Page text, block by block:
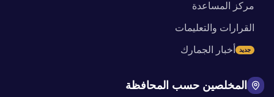
مركز المساعدة
القرارات والتعليمات
أخبار الجمارك جديد
المخلصين حسب المحافظة